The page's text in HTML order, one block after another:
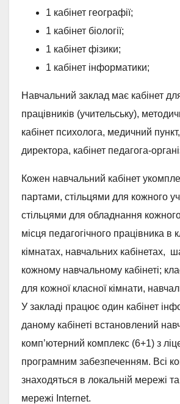
1 кабінет географії;
1 кабінет біології;
1 кабінет фізики;
1 кабінет інформатики;
Навчальний заклад має кабінет
працівників (учительську),
кабінет психолога, медичний
директора, кабінет педагога-
Кожен навчальний кабінет
партами, стільцями для кожного
стільцями для обладнання
місця педагогічного працівника в
кімнатах, навчальних кабінетах,
кожному навчальному кабінеті;
для кожної класної кімнати,
У закладі працює один кабінет
даному кабінеті встановлений
комп’ютерний комплекс (6+1) з
програмним забезпеченням. Всі
знаходяться в локальній мережі
мережі Internet.